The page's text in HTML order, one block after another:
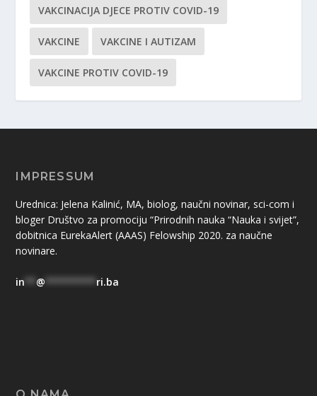
VAKCINACIJA DJECE PROTIV COVID-19
VAKCINE VAKCINE I AUTIZAM
VAKCINE PROTIV COVID-19
IMPRESSUM
Urednica: Jelena Kalinić, MA, biolog, naučni novinar, sci-com i
bloger Društvo za promociju “Prirodnih nauka “Nauka i svijet”,
dobitnica EurekaAlert (AAAS) Felowship 2020. za naučne
novinare.
in ** @ ********* ri.ba